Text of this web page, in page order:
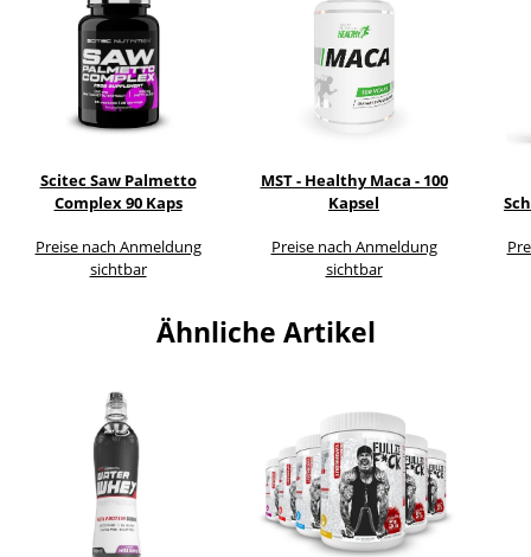
Scitec Saw Palmetto
Complex 90 Kaps
Preise nach Anmeldung
sichtbar
MST - Healthy Maca - 100
Kapsel
Preise nach Anmeldung
sichtbar
Ähnliche Artikel